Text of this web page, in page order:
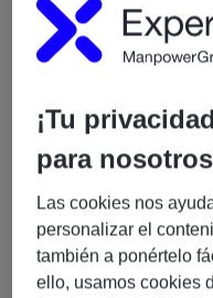
¿Quiénes somos?
Experis, somos una
nuestras 3 prácticas:
Infrastructure y
combinamos nuestras
habilidades más
proporcionamos
líneas de servicio antes
plantilla de más de
¡Tu
para
Las cookies nos
personalizar el
también a ponértelo
ello, usamos cookies